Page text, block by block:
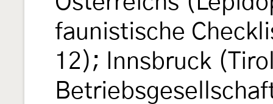
faunistische
12); Innsbruck